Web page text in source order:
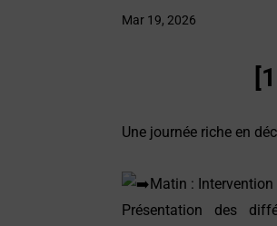
Mar 19, 2026
Une journée riche en
Matin : Intervention
Présentation des